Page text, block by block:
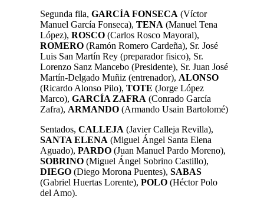
Segunda fila, GARCÍA FONSECA (Víctor
Manuel García Fonseca), TENA (Manuel Tena
López), ROSCO (Carlos Rosco Mayoral),
ROMERO (Ramón Romero Cardeña), Sr. José
Luis San Martín Rey (preparador fisico), Sr.
Lorenzo Sanz Mancebo (Presidente), Sr. Juan José
Martín-Delgado Muñiz (entrenador), ALONSO
(Ricardo Alonso Pilo), TOTE (Jorge López
Marco), GARCÍA ZAFRA (Conrado García
Zafra), ARMANDO (Armando Usain Bartolomé)
Sentados, CALLEJA (Javier Calleja Revilla),
SANTA ELENA (Miguel Ángel Santa Elena
Aguado), PARDO (Juan Manuel Pardo Moreno),
SOBRINO (Miguel Ángel Sobrino Castillo),
DIEGO (Diego Morona Puentes), SABAS
(Gabriel Huertas Lorente), POLO (Héctor Polo
del Amo).